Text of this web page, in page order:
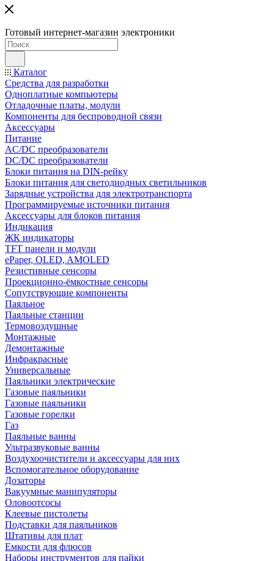
Готовый интернет-магазин электроники
Каталог
Средства для разработки
Одноплатные компьютеры
Отладочные платы, модули
Компоненты для беспроводной связи
Аксессуары
Питание
AC/DC преобразователи
DC/DC преобразователи
Блоки питания на DIN-рейку
Блоки питания для светодиодных светильников
Зарядные устройства для электротранспорта
Программируемые источники питания
Аксессуары для блоков питания
Индикация
ЖК индикаторы
TFT панели и модули
ePaper, OLED, AMOLED
Резистивные сенсоры
Проекционно-ёмкостные сенсоры
Сопутствующие компоненты
Паяльное
Паяльные станции
Термовоздушные
Монтажные
Демонтажные
Инфракрасные
Универсальные
Паяльники электрические
Газовые паяльники
Газовые паяльники
Газовые горелки
Газ
Паяльные ванны
Ультразвуковые ванны
Воздухоочистители и аксессуары для них
Вспомогательное оборудование
Дозаторы
Вакуумные манипуляторы
Оловоотсосы
Клеевые пистолеты
Подставки для паяльников
Штативы для плат
Емкости для флюсов
Наборы инструментов для пайки